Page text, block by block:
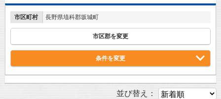
市区町村 長野県埴科郡坂城町
市区郡を変更
条件を変更
並び替え：